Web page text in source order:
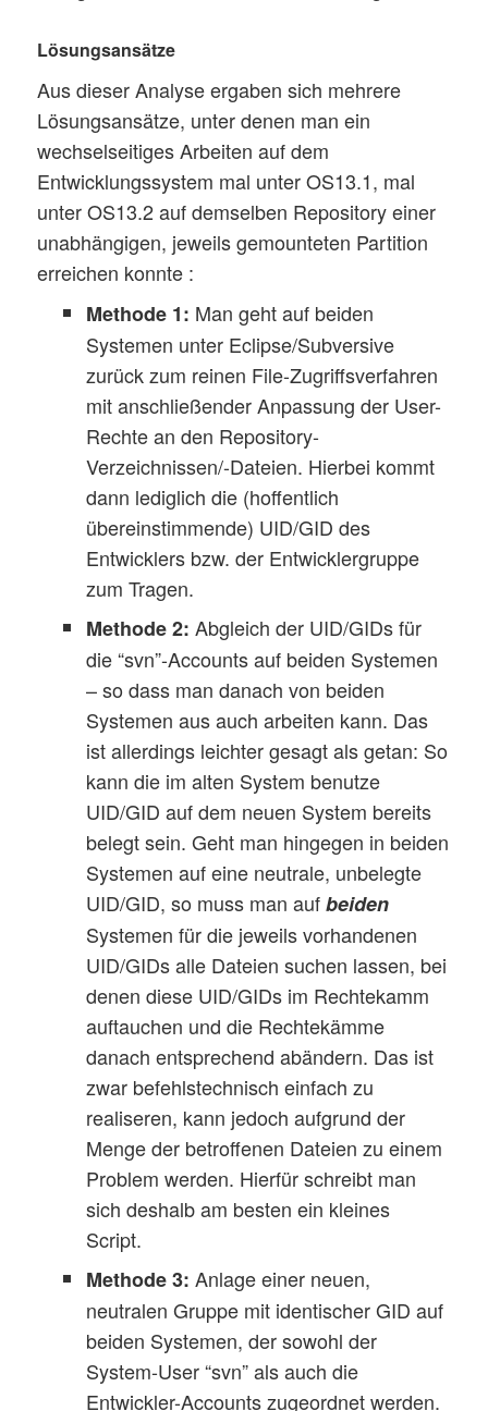
Lösungsansätze
Aus dieser Analyse ergaben sich mehrere
Lösungsansätze, unter denen man ein
wechselseitiges Arbeiten auf dem
Entwicklungssystem mal unter OS13.1, mal
unter OS13.2 auf demselben Repository einer
unabhängigen, jeweils gemounteten Partition
erreichen konnte :
Methode 1: Man geht auf beiden
Systemen unter Eclipse/Subversive
zurück zum reinen File-Zugriffsverfahren
mit anschließender Anpassung der User-
Rechte an den Repository-
Verzeichnissen/-Dateien. Hierbei kommt
dann lediglich die (hoffentlich
übereinstimmende) UID/GID des
Entwicklers bzw. der Entwicklergruppe
zum Tragen.
Methode 2: Abgleich der UID/GIDs für
die “svn”-Accounts auf beiden Systemen
– so dass man danach von beiden
Systemen aus auch arbeiten kann. Das
ist allerdings leichter gesagt als getan: So
kann die im alten System benutze
UID/GID auf dem neuen System bereits
belegt sein. Geht man hingegen in beiden
Systemen auf eine neutrale, unbelegte
UID/GID, so muss man aufbeiden
Systemen für die jeweils vorhandenen
UID/GIDs alle Dateien suchen lassen, bei
denen diese UID/GIDs im Rechtekamm
auftauchen und die Rechtekämme
danach entsprechend abändern. Das ist
zwar befehlstechnisch einfach zu
realiseren, kann jedoch aufgrund der
Menge der betroffenen Dateien zu einem
Problem werden. Hierfür schreibt man
sich deshalb am besten ein kleines
Script.
Methode 3: Anlage einer neuen,
neutralen Gruppe mit identischer GID auf
beiden Systemen, der sowohl der
System-User “svn” als auch die
Entwickler-Accounts zugeordnet werden.